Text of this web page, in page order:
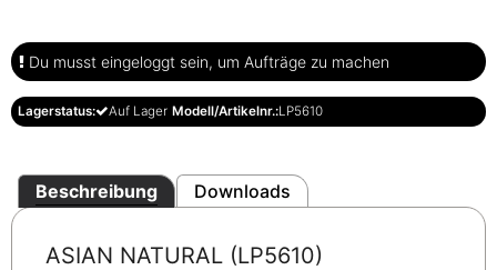
Du musst eingeloggt sein, um Aufträge zu machen
Lagerstatus: Auf Lager Modell/Artikelnr.:LP5610
Beschreibung Downloads
ASIAN NATURAL (LP5610)